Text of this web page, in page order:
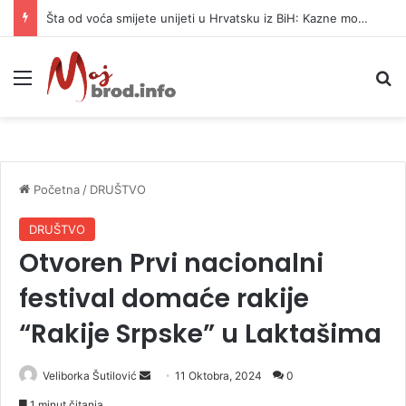
Šta od voća smijete unijeti u Hrvatsku iz BiH: Kazne mogu dostići 13.260 evra
Meni
Početna / DRUŠTVO
DRUŠTVO
Otvoren Prvi nacionalni
festival domaće rakije
“Rakije Srpske” u Laktašima
Veliborka Šutilović 11 Oktobra, 2024 0